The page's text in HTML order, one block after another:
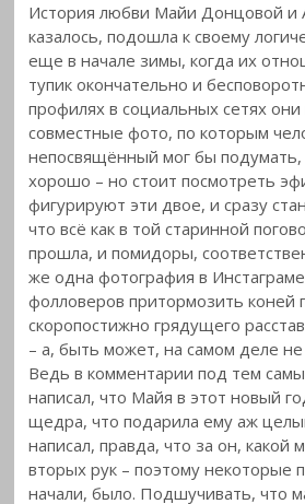
История любви Майи Донцовой и
казалось, подошла к своему
еще в начале зимы, когда их
тупик окончательно и
профилях в социальных сетях они
совместные фото, по которым
непосвящённый мог бы подумать,
хорошо – но стоит посмотреть
фигурируют эти двое, и сразу
что всё как в той старинной
прошла, и помидоры,
же одна фотография в Инстаграме
фолловеров притормозить коней
скоропостижно грядущего
– а, быть может, на самом деле не
Ведь в комментарии под тем
написал, что Майя в этот новый
щедра, что подарила ему аж
написал, правда, что за он, какой
вторых рук – поэтому некоторые
начали, было. Подшучивать, что